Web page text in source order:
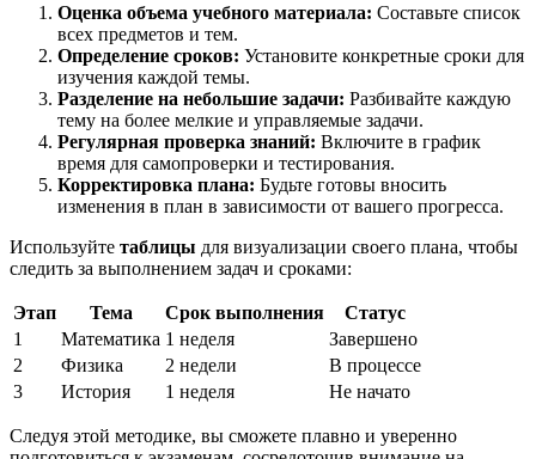
Оценка объема учебного материала: Составьте список
всех предметов и тем.
Определение сроков: Установите конкретные сроки для
изучения каждой темы.
Разделение на небольшие задачи: Разбивайте каждую
тему на более мелкие и управляемые задачи.
Регулярная проверка знаний: Включите в график
время для самопроверки и тестирования.
Корректировка плана: Будьте готовы вносить
изменения в план в зависимости от вашего прогресса.
Используйте таблицы для визуализации своего плана, чтобы
следить за выполнением задач и сроками:
Этап Тема Срок выполнения
Статус
1
Математика 1 неделя
Завершено
2
Физика 2 недели
В процессе
3
История 1 неделя Не начато
Следуя этой методике, вы сможете плавно и уверенно